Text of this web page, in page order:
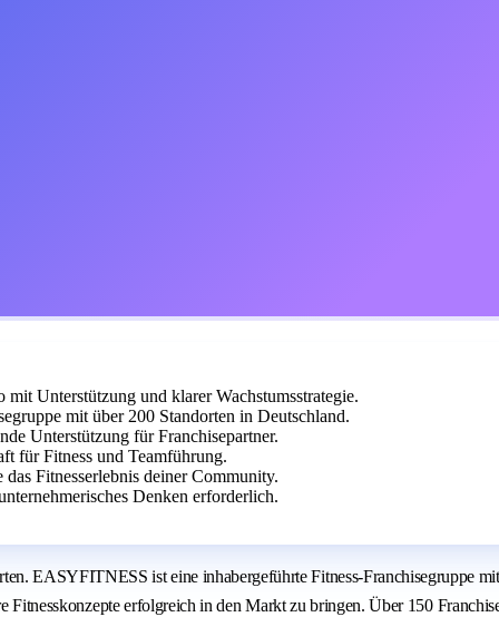
Unterstützung und klarer Wachstumsstrategie.
mit über 200 Standorten in Deutschland.
Unterstützung für Franchisepartner.
für Fitness und Teamführung.
Fitnesserlebnis deiner Community.
Denken erforderlich.
EASYFITNESS ist eine inhabergeführte Fitness-Franchisegruppe
erfolgreich in den Markt zu bringen. Über 150